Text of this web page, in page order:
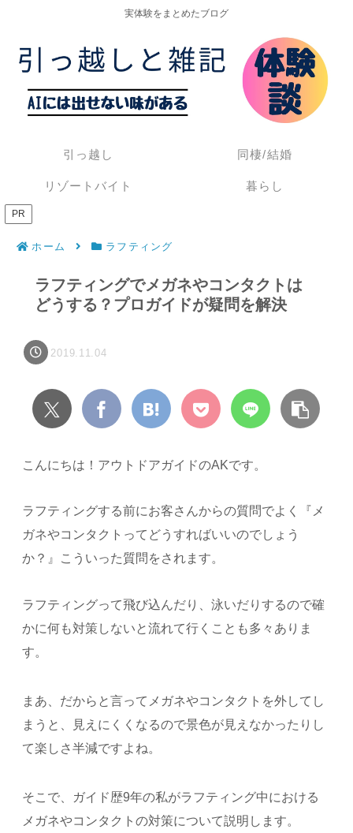
実体験をまとめたブログ
引っ越し 同棲/結婚
リゾートバイト 暮らし
PR
ホーム ラフティング
ラフティングでメガネやコンタクトは
どうする？プロガイドが疑問を解決
2019.11.04
こんにちは！アウトドアガイドのAKです。
ラフティングする前にお客さんからの質問でよく『メ
ガネやコンタクトってどうすればいいのでしょう
か？』こういった質問をされます。
ラフティングって飛び込んだり、泳いだりするので確
かに何も対策しないと流れて行くことも多々ありま
す。
まあ、だからと言ってメガネやコンタクトを外してし
まうと、見えにくくなるので景色が見えなかったりし
て楽しさ半減ですよね。
そこで、ガイド歴9年の私がラフティング中における
メガネやコンタクトの対策について説明します。